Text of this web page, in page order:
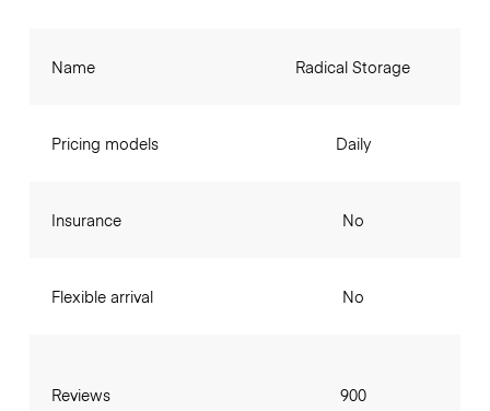
Name
Pricing models
Insurance
Flexible arrival
Reviews
Radical Storage
Daily
No
No
900